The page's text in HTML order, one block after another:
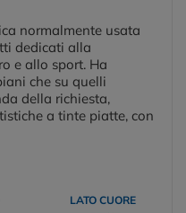
normalmente usata
dedicati alla
e allo sport. Ha
che su quelli
della richiesta,
a tinte piatte, con
LATO CUORE